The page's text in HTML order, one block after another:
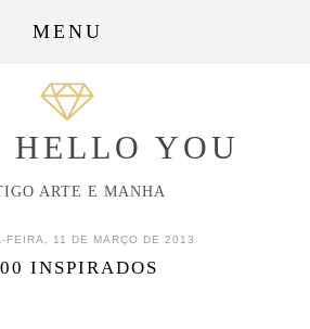
MENU
HELLO YOU
ARTE E MANHA
FEIRA, 11 DE MARÇO DE 2013
INSPIRADOS